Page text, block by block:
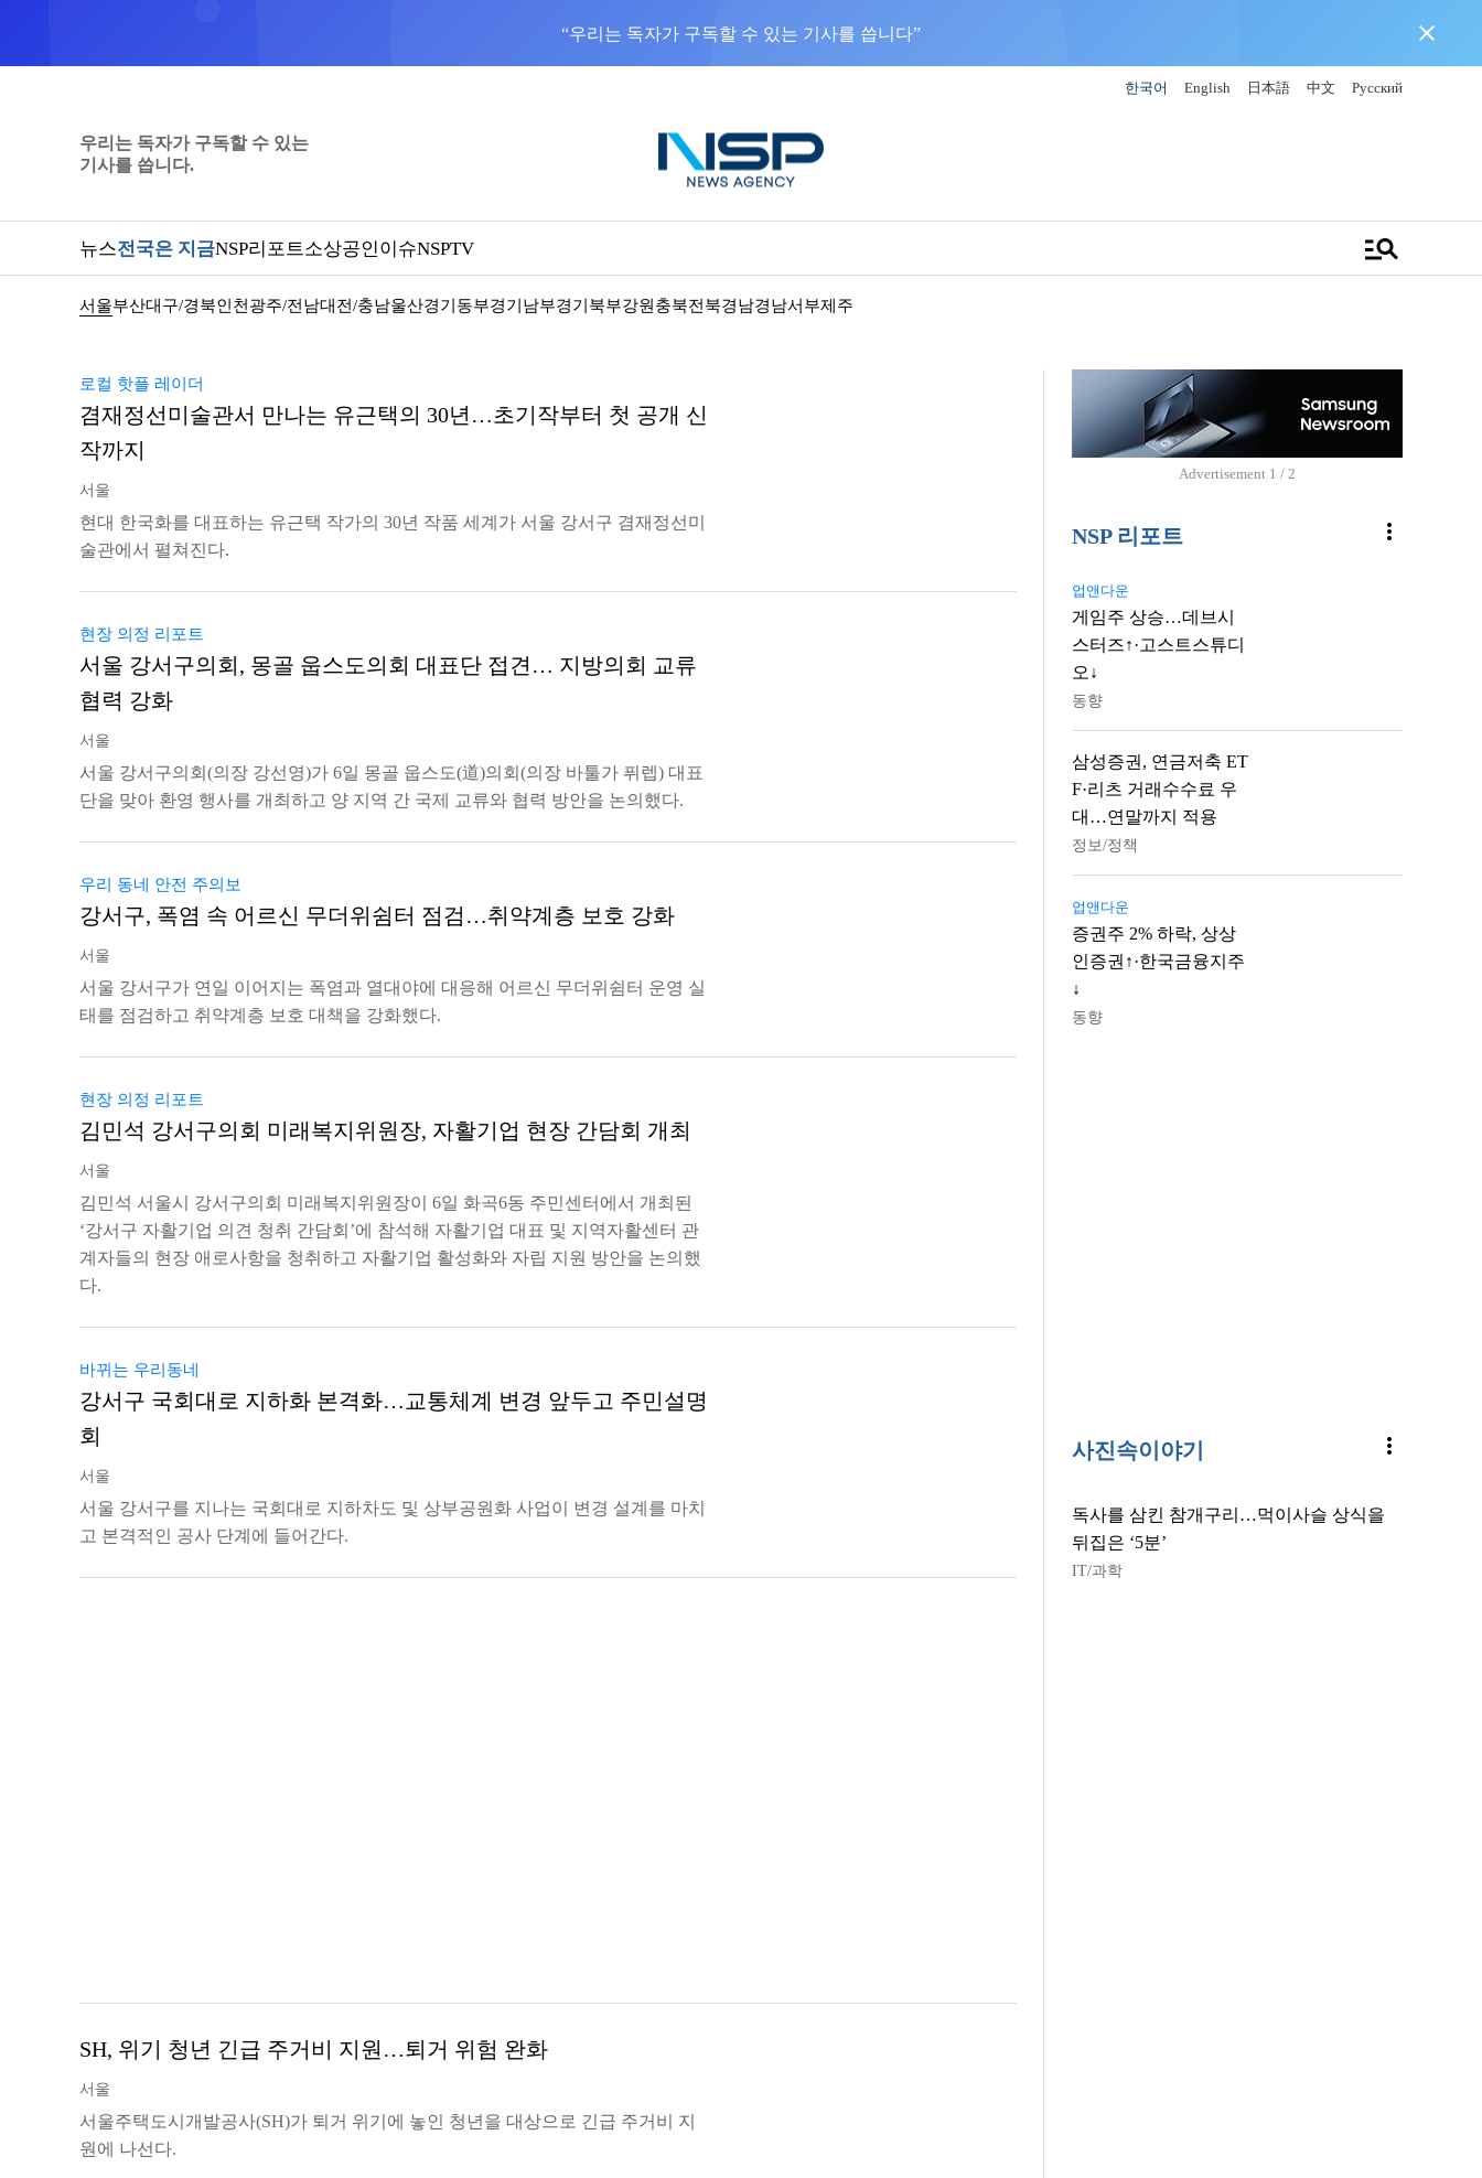
“우리는 독자가 구독할 수 있는 기사를 씁니다” close
한국어 English 日本語 中文 Русский
우리는 독자가 구독할 수 있는
기사를 씁니다.
뉴스전국은 지금NSP리포트소상공인이슈NSPTV manage_search
서울부산대구/경북인천 광주/전남대전/충남울산경기동부경기남부경기북부강원 충북전북경남경남서부제주
로컬 핫플 레이더
겸재정선미술관서 만나는 유근택의 30년…초기작부터 첫 공개 신
작까지
서울
현대 한국화를 대표하는 유근택 작가의 30년 작품 세계가 서울 강서구 겸재정선미
술관에서 펼쳐진다.
현장 의정 리포트
서울 강서구의회, 몽골 웁스도의회 대표단 접견… 지방의회 교류
협력 강화
서울
서울 강서구의회(의장 강선영)가 6일 몽골 웁스도(道)의회(의장 바툴가 퓌렙) 대표
단을 맞아 환영 행사를 개최하고 양 지역 간 국제 교류와 협력 방안을 논의했다.
우리 동네 안전 주의보
강서구, 폭염 속 어르신 무더위쉼터 점검…취약계층 보호 강화
서울
서울 강서구가 연일 이어지는 폭염과 열대야에 대응해 어르신 무더위쉼터 운영 실
태를 점검하고 취약계층 보호 대책을 강화했다.
현장 의정 리포트
김민석 강서구의회 미래복지위원장, 자활기업 현장 간담회 개최
서울
김민석 서울시 강서구의회 미래복지위원장이 6일 화곡6동 주민센터에서 개최된
‘강서구 자활기업 의견 청취 간담회’에 참석해 자활기업 대표 및 지역자활센터 관
계자들의 현장 애로사항을 청취하고 자활기업 활성화와 자립 지원 방안을 논의했
다.
바뀌는 우리동네
강서구 국회대로 지하화 본격화…교통체계 변경 앞두고 주민설명
회
서울
서울 강서구를 지나는 국회대로 지하차도 및 상부공원화 사업이 변경 설계를 마치
고 본격적인 공사 단계에 들어간다.
SH, 위기 청년 긴급 주거비 지원…퇴거 위험 완화
서울
서울주택도시개발공사(SH)가 퇴거 위기에 놓인 청년을 대상으로 긴급 주거비 지
원에 나선다.
Advertisement 1 / 2
NSP 리포트 more_vert
업앤다운
게임주 상승…데브시
스터즈↑·고스트스튜디
오↓
동향
삼성증권, 연금저축 ET
F·리츠 거래수수료 우
대…연말까지 적용
정보/정책
업앤다운
증권주 2% 하락, 상상
인증권↑·한국금융지주
↓
동향
사진속이야기 more_vert
독사를 삼킨 참개구리…먹이사슬 상식을
뒤집은 ‘5분’
IT/과학